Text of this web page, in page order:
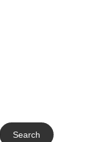
Search